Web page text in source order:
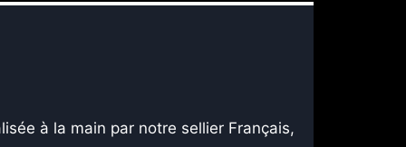
à la main par notre sellier Français,